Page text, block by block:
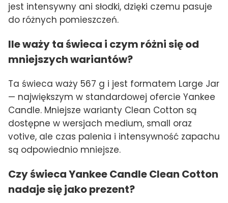
jest intensywny ani słodki, dzięki czemu pasuje
do różnych pomieszczeń.
Ile waży ta świeca i czym różni się od
mniejszych wariantów?
Ta świeca waży 567 g i jest formatem Large Jar
— największym w standardowej ofercie Yankee
Candle. Mniejsze warianty Clean Cotton są
dostępne w wersjach medium, small oraz
votive, ale czas palenia i intensywność zapachu
są odpowiednio mniejsze.
Czy świeca Yankee Candle Clean Cotton
nadaje się jako prezent?